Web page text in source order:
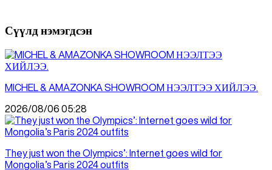
Сүүлд нэмэгдсэн
MICHEL & AMAZONKA SHOWROOM НЭЭЛТЭЭ ХИЙЛЭЭ.
2026/08/06 05:28
They just won the Olympics’: Internet goes wild for
Mongolia’s Paris 2024 outfits